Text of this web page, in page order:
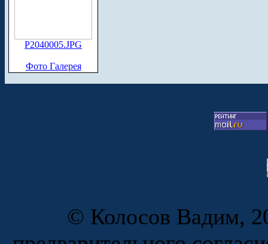
P2040005.JPG
Фото Галерея
© Колосов Вадим,